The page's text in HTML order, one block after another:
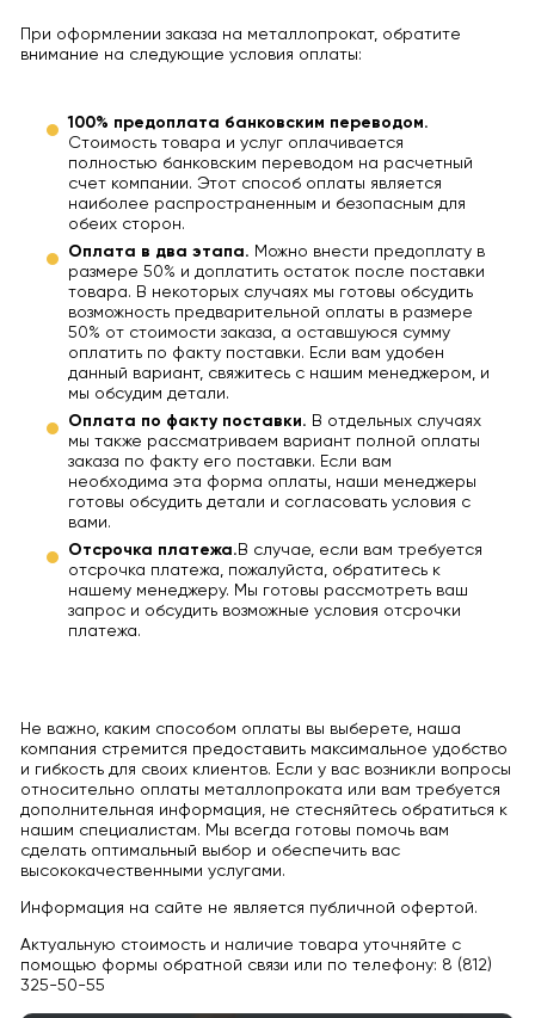
При оформлении заказа на металлопрокат, обратите
внимание на следующие условия оплаты:
100% предоплата банковским переводом.
Стоимость товара и услуг оплачивается
полностью банковским переводом на расчетный
счет компании. Этот способ оплаты является
наиболее распространенным и безопасным для
обеих сторон.
Оплата в два этапа. Можно внести предоплату в
размере 50% и доплатить остаток после поставки
товара. В некоторых случаях мы готовы обсудить
возможность предварительной оплаты в размере
50% от стоимости заказа, а оставшуюся сумму
оплатить по факту поставки. Если вам удобен
данный вариант, свяжитесь с нашим менеджером, и
мы обсудим детали.
Оплата по факту поставки. В отдельных случаях
мы также рассматриваем вариант полной оплаты
заказа по факту его поставки. Если вам
необходима эта форма оплаты, наши менеджеры
готовы обсудить детали и согласовать условия с
вами.
Отсрочка платежа. В случае, если вам требуется
отсрочка платежа, пожалуйста, обратитесь к
нашему менеджеру. Мы готовы рассмотреть ваш
запрос и обсудить возможные условия отсрочки
платежа.
Не важно, каким способом оплаты вы выберете, наша
компания стремится предоставить максимальное удобство
и гибкость для своих клиентов. Если у вас возникли вопросы
относительно оплаты металлопроката или вам требуется
дополнительная информация, не стесняйтесь обратиться к
нашим специалистам. Мы всегда готовы помочь вам
сделать оптимальный выбор и обеспечить вас
высококачественными услугами.
Информация на сайте не является публичной офертой.
Актуальную стоимость и наличие товара уточняйте с
помощью формы обратной связи или по телефону: 8 (812)
325-50-55